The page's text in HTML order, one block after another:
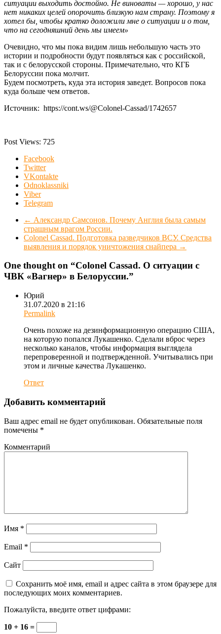
ситуации выходить достойно. Не виноваты — хорошо, у нас
нет никаких целей опорочить близкую нам страну. Поэтому я
хотел бы, чтобы кратко доложили мне о ситуации и о том,
что на сегодняшний день мы имеем»
Очевидно, что мы пока видим лишь небольшую часть это
истории и подробности будут появляться как с российской,
так и с белорусской стороны. Примечательно, что КГБ
Белоруссии пока молчит.
Будем посмотреть, куда эта история заведет. Вопросов пока
куда больше чем ответов.
Источник: https://cont.ws/@Colonel-Cassad/1742657
Post Views: 725
Facebook
Twitter
VKontakte
Odnoklassniki
Viber
Telegram
← Александр Самсонов. Почему Англия была самым
страшным врагом России.
Colonel Cassad. Подготовка разведчиков ВСУ. Средства
выявления и порядок уничтожения снайпера →
One thought on “Colonel Cassad. О ситуации с
ЧВК «Вагнер» в Белоруссии.”
Юрий
31.07.2020 в 21:16
Permalink
Очень похоже на дезинформационную операцию США,
на которую попался Лукашенко. Сделали вброс через
несколько каналов, чтобы информация выглядела
перепроверенной и подтвержденной. Учитывались при
этом и личные качества Лукашенко.
Ответ
Добавить комментарий
Ваш адрес email не будет опубликован. Обязательные поля
помечены *
Комментарий
Имя *
Email *
Сайт
Сохранить моё имя, email и адрес сайта в этом браузере для
последующих моих комментариев.
Пожалуйста, введите ответ цифрами:
10 + 16 =